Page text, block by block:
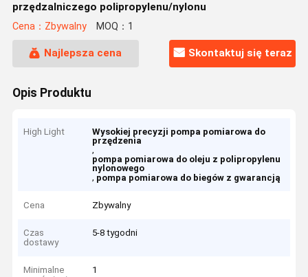
przędzalniczego polipropylenu/nylonu
Cena：Zbywalny MOQ：1
Najlepsza cena Skontaktuj się teraz
Opis Produktu
High Light
Wysokiej precyzji pompa pomiarowa do
przędzenia
,
pompa pomiarowa do oleju z polipropylenu
nylonowego
, pompa pomiarowa do biegów z gwarancją
Cena Zbywalny
Czas
dostawy
5-8 tygodni
Minimalne
1